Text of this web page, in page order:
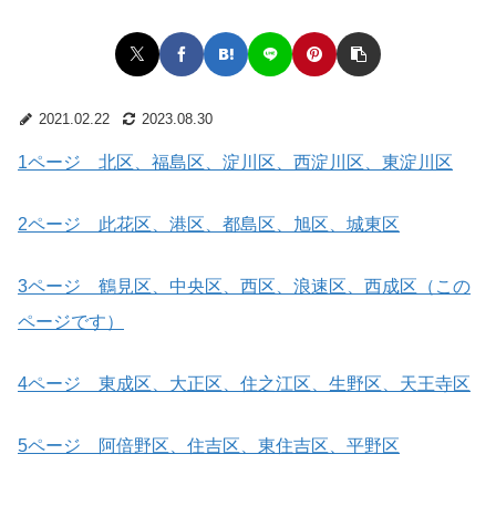
2021.02.22 2023.08.30
1ページ 北区、福島区、淀川区、西淀川区、東淀川区
2ページ 此花区、港区、都島区、旭区、城東区
3ページ 鶴見区、中央区、西区、浪速区、西成区（この
ページです）
4ページ 東成区、大正区、住之江区、生野区、天王寺区
5ページ 阿倍野区、住吉区、東住吉区、平野区